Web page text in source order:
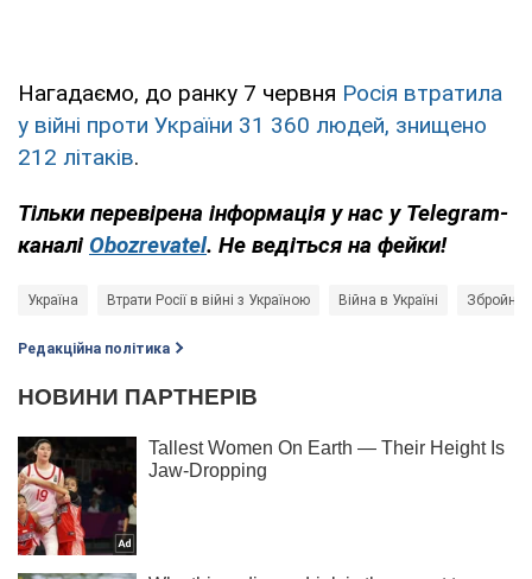
Нагадаємо, до ранку 7 червня Росія втратила
у війні проти України 31 360 людей, знищено
212 літаків.
Тільки перевірена інформація у нас у Telegram-
каналі Obozrevatel. Не ведіться на фейки!
Україна Втрати Росії в війні з Україною Війна в Україні Збройні
Редакційна політика